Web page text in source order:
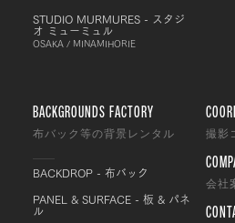
STUDIO MURMURES - スタジ
オ ミューミュル
OSAKA / MINAMIHORIE
BACKGROUNDS FACTORY
布バック等の背景レンタル
BACKDROP - 布バック
PANEL & SURFACE - 板 & パネ
ル
撮影
会社